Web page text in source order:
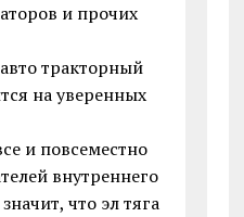
и прочих
тракторный
на уверенных
и повсеместно
внутреннего
что эл тяга